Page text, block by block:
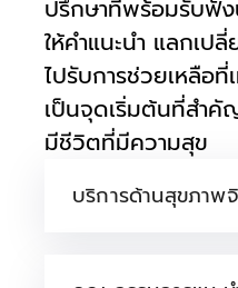
ปรึกษาที่พร้อมรับฟั
ให้คำแนะนำ แลกเ
ไปรับการช่วยเหลือ
เป็นจุดเริ่มต้นที่สำคั
มีชีวิตที่มีความสุข
บริการด้านสุขภาพ